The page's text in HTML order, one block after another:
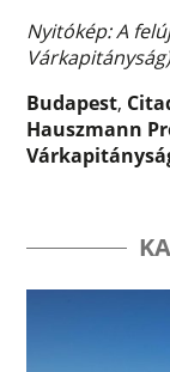
Nyitókép: A
Budapest,
Hauszmann